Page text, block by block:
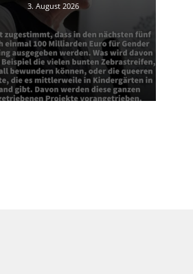
3. August 2026